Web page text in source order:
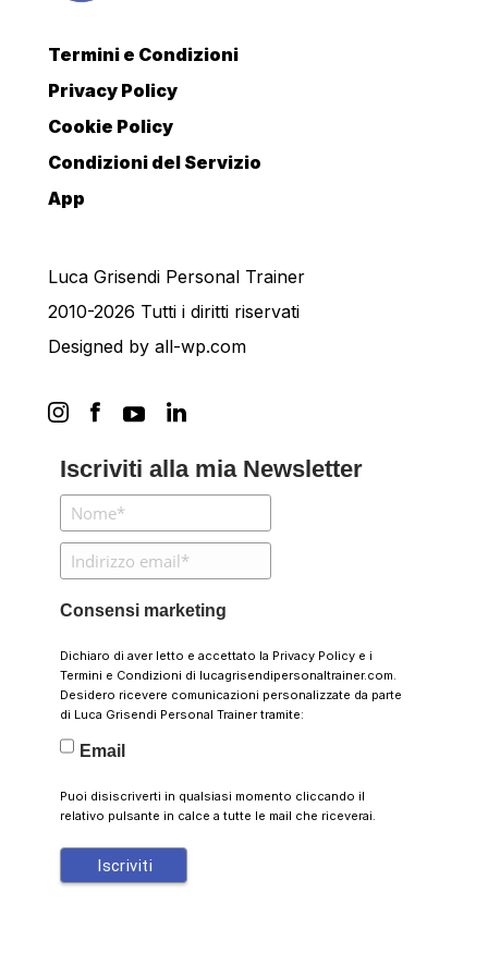
Termini e Condizioni
Privacy Policy
Cookie Policy
Condizioni del Servizio
App
Luca Grisendi Personal Trainer
2010-2026 Tutti i diritti riservati
Designed by all-wp.com
Iscriviti alla mia Newsletter
Consensi marketing
Dichiaro di aver letto e accettato la Privacy Policye i
Termini e Condizioni di lucagrisendipersonaltrainer.com.
Desidero ricevere comunicazioni personalizzate da parte
di Luca Grisendi Personal Trainer tramite:
Email
Puoi disiscriverti in qualsiasi momento cliccando il
relativo pulsante in calce a tutte le mail che riceverai.